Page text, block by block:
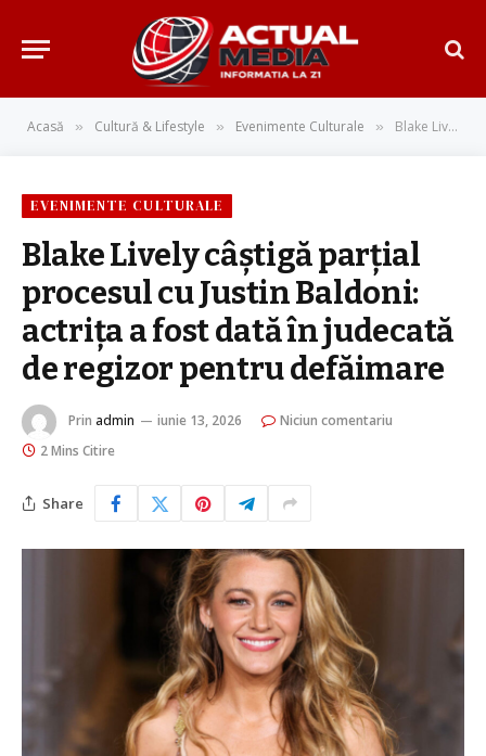
Acasă » Cultură & Lifestyle » Evenimente Culturale » Blake Lively câștigă parțial procesul cu Justin Baldoni: actrița a fost dată în judecată de regizor pentru defăimare
EVENIMENTE CULTURALE
Blake Lively câștigă parțial
procesul cu Justin Baldoni:
actrița a fost dată în judecată
de regizor pentru defăimare
Prin admin iunie 13, 2026
Niciun comentariu
2 Mins Citire
Share